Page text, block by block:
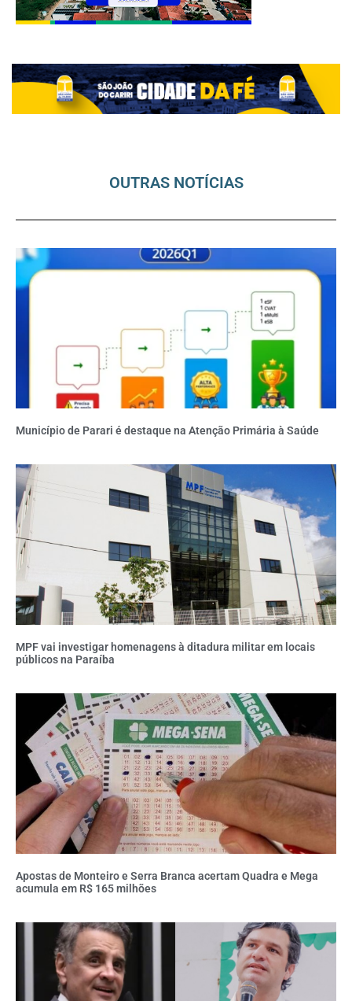
OUTRAS NOTÍCIAS
Município de Parari é destaque na Atenção Primária à Saúde
MPF vai investigar homenagens à ditadura militar em locais
públicos na Paraíba
Apostas de Monteiro e Serra Branca acertam Quadra e Mega
acumula em R$ 165 milhões